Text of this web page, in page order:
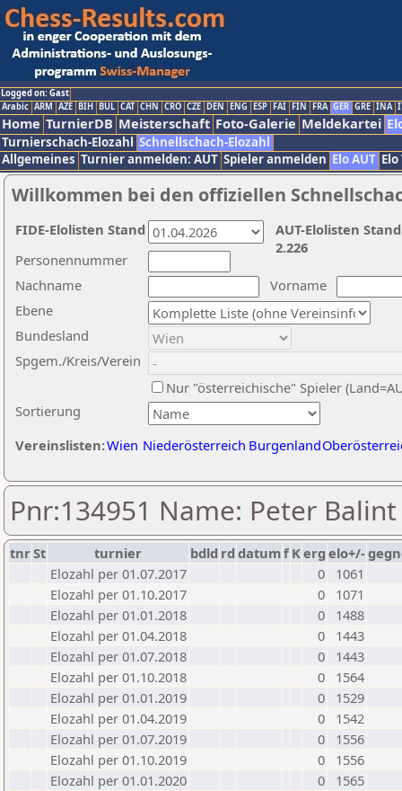
Logged on: Gast
Arabic ARM AZE BIH BUL CAT CHN CRO CZE DEN ENG ESP FAI FIN FRA GER GRE INA
Home TurnierDB Meisterschaft Foto-Galerie Meldekartei
Turnierschach-Elozahl Schnellschach-Elozahl
Allgemeines Turnier anmelden: AUT Spieler anmelden Elo AUT
Willkommen bei den offiziellen
Nachname
Vorname
Ebene
Sortierung
Personennummer
Bundesland
Spgem./Kreis/Verein
Nur "österreichische" Spieler
Vereinslisten:Wien Niederösterreich Burgenland
AUT-Elolisten
2.226
FIDE-Elolisten Stand
Pnr:134951 Name: Peter Balint
tnrSt turnier bdld rd datumf Kerg elo+/-
Elozahl per 01.07.2017
0
1061
Elozahl per 01.10.2017
0
1071
Elozahl per 01.01.2018
0
1488
Elozahl per 01.04.2018
0
1443
Elozahl per 01.07.2018
0
1443
Elozahl per 01.10.2018
0
1564
Elozahl per 01.01.2019
0
1529
Elozahl per 01.04.2019
0
1542
Elozahl per 01.07.2019
0
1556
Elozahl per 01.10.2019
0
1556
Elozahl per 01.01.2020
0
1565